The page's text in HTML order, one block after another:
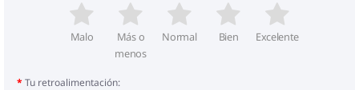
1 x Cabecero
1 x Colchón
1 x Cubrecolchón
Malo
Más o
menos
Normal Bien Excelente
Tu retroalimentación: